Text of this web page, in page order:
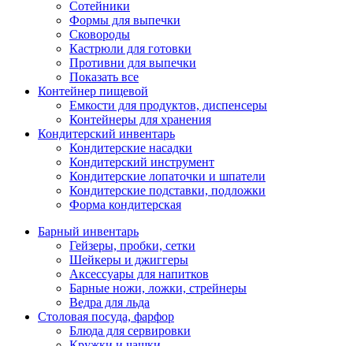
Сотейники
Формы для выпечки
Сковороды
Кастрюли для готовки
Противни для выпечки
Показать все
Контейнер пищевой
Емкости для продуктов, диспенсеры
Контейнеры для хранения
Кондитерский инвентарь
Кондитерские насадки
Кондитерский инструмент
Кондитерские лопаточки и шпатели
Кондитерские подставки, подложки
Форма кондитерская
Барный инвентарь
Гейзеры, пробки, сетки
Шейкеры и джиггеры
Аксессуары для напитков
Барные ножи, ложки, стрейнеры
Ведра для льда
Столовая посуда, фарфор
Блюда для сервировки